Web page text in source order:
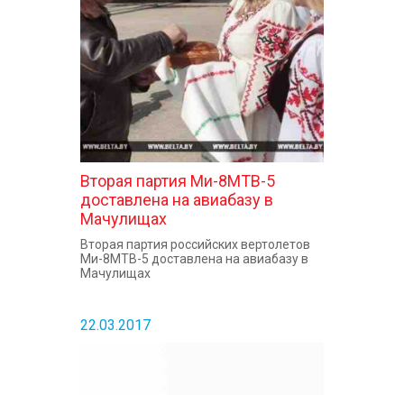
КОНТАКТЫ
Вторая партия Ми-8МТВ-5
доставлена на авиабазу в
Мачулищах
Вторая партия российских вертолетов
Ми-8МТВ-5 доставлена на авиабазу в
Мачулищах
22.03.2017